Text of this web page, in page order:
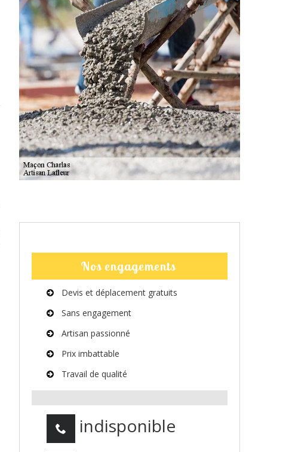
Nos engagements
Devis et déplacement gratuits
Sans engagement
Artisan passionné
Prix imbattable
Travail de qualité
indisponible